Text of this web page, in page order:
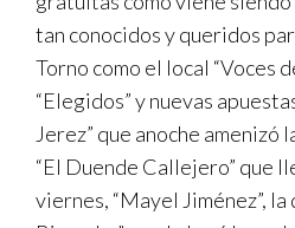
tan conocidos y queridos
Torno como el local “Voces
“Elegidos” y nuevas
Jerez” que anoche amenizó
“El Duende Callejero” que
viernes, “Mayel Jiménez”,